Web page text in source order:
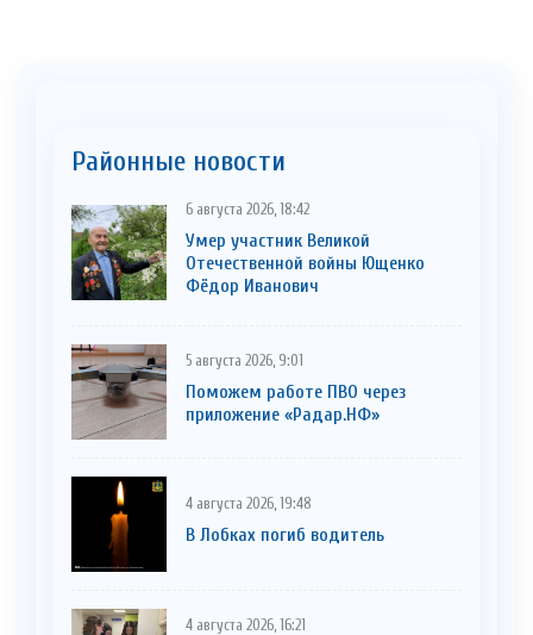
Районные новости
6 августа 2026, 18:42
Умер участник Великой
Отечественной войны Ющенко
Фёдор Иванович
5 августа 2026, 9:01
Поможем работе ПВО через
приложение «Радар.НФ»
4 августа 2026, 19:48
В Лобках погиб водитель
4 августа 2026, 16:21